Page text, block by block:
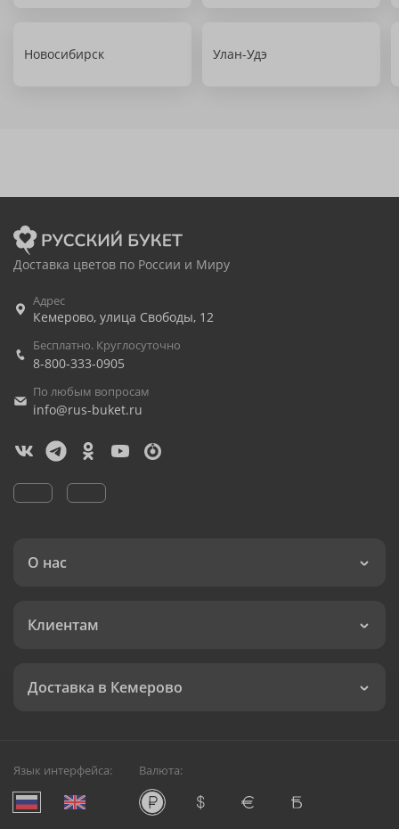
Новосибирск Улан-Удэ
Доставка цветов по России и Миру
Адрес
Кемерово, улица Свободы, 12
Бесплатно. Круглосуточно
8-800-333-0905
По любым вопросам
info@rus-buket.ru
О нас
Клиентам
Доставка в Кемерово
Язык интерфейса: Валюта: